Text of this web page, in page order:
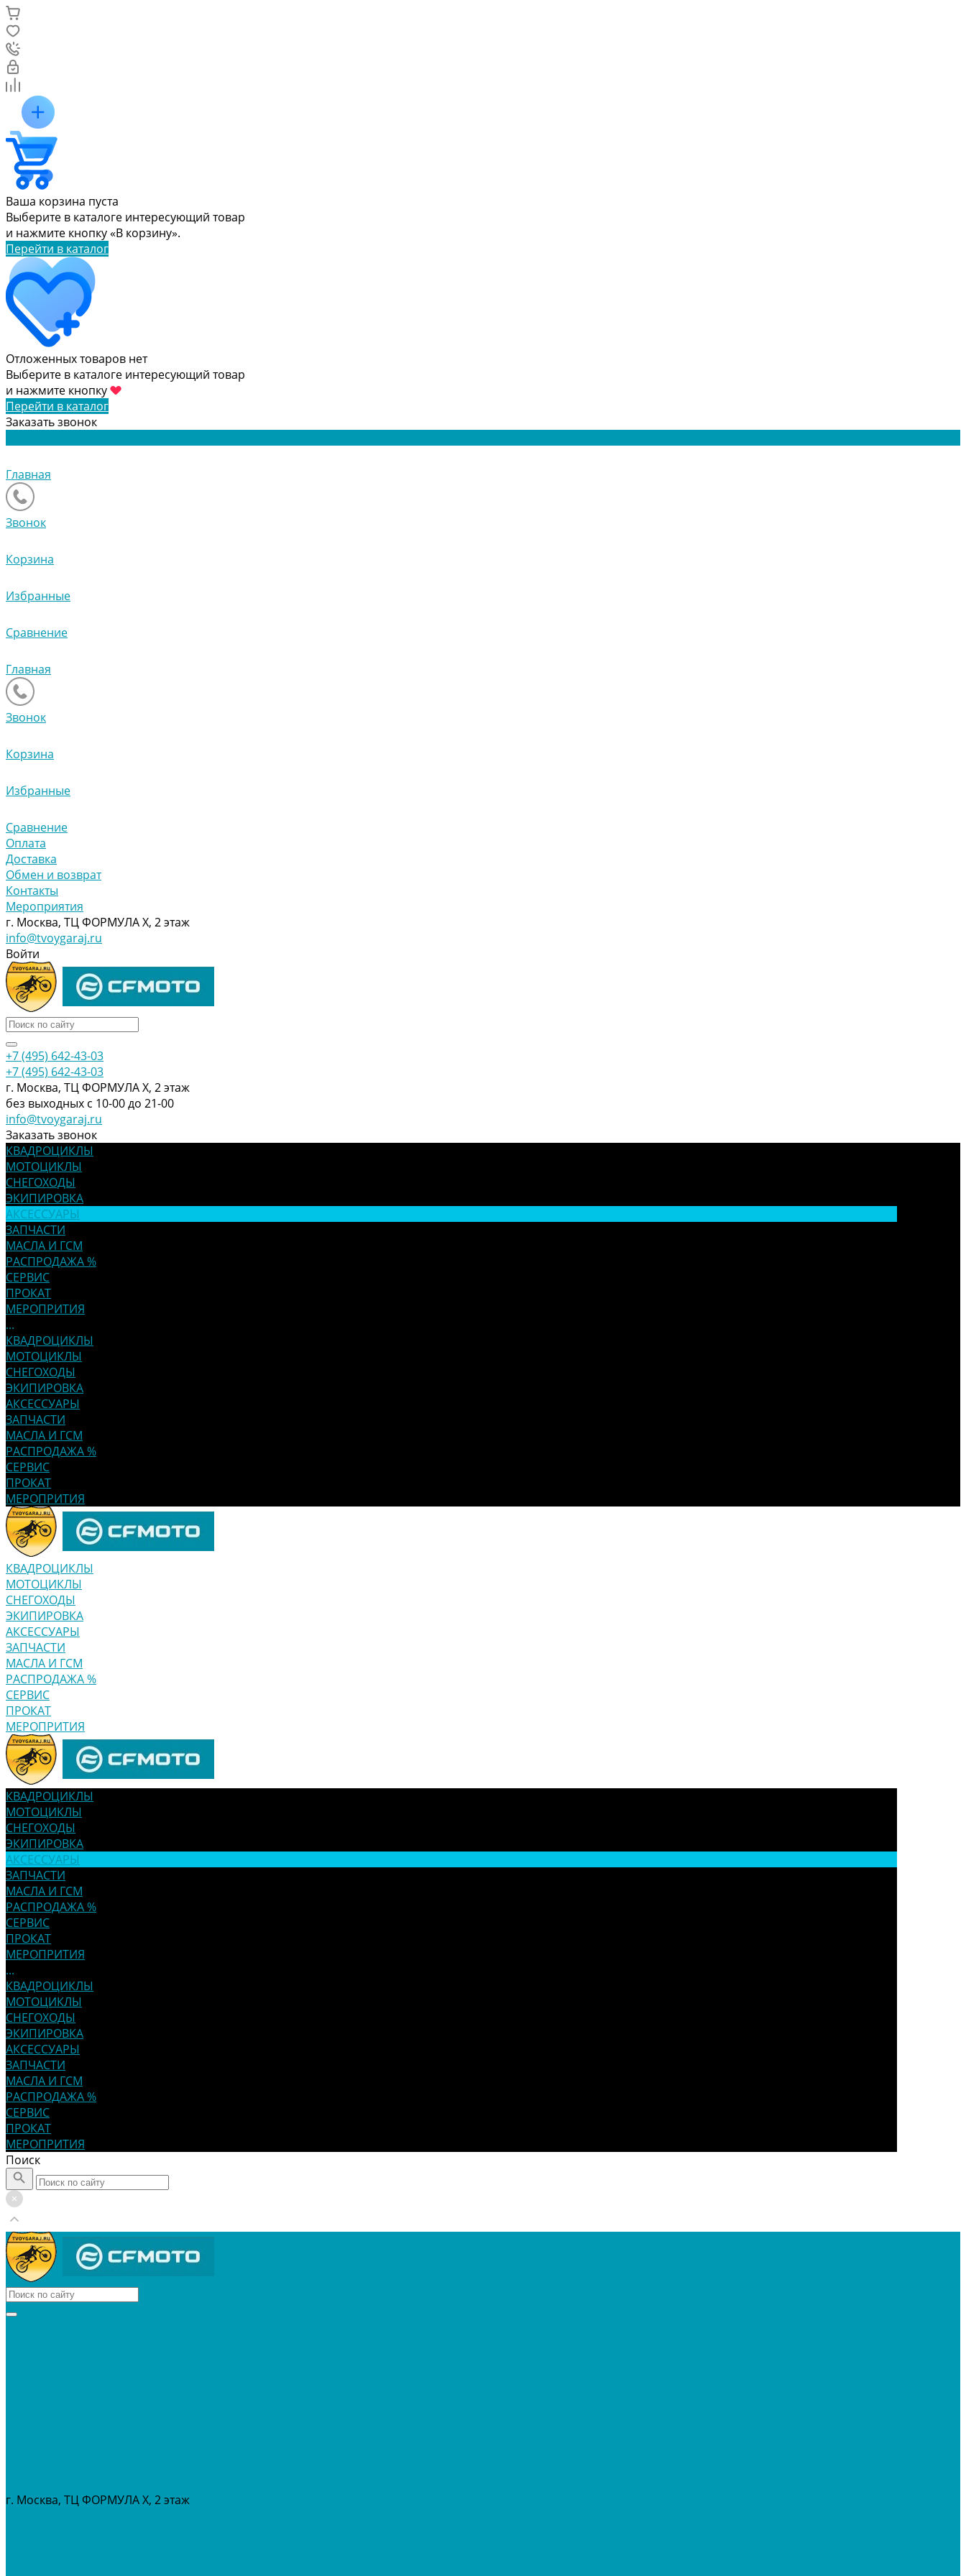
Ваша корзина пуста
Выберите в каталоге интересующий товар
и нажмите кнопку «В корзину».
Перейти в каталог
Отложенных товаров нет
Выберите в каталоге интересующий товар
и нажмите кнопку
Перейти в каталог
Заказать звонок
Главная
Звонок
Корзина
Избранные
Сравнение
Главная
Звонок
Корзина
Избранные
Сравнение
Оплата
Доставка
Обмен и возврат
Контакты
Мероприятия
г. Москва, ТЦ ФОРМУЛА Х, 2 этаж
info@tvoygaraj.ru
Войти
+7 (495) 642-43-03
+7 (495) 642-43-03
г. Москва, ТЦ ФОРМУЛА Х, 2 этаж
без выходных с 10-00 до 21-00
info@tvoygaraj.ru
Заказать звонок
КВАДРОЦИКЛЫ
МОТОЦИКЛЫ
СНЕГОХОДЫ
ЭКИПИРОВКА
АКСЕССУАРЫ
ЗАПЧАСТИ
МАСЛА И ГСМ
РАСПРОДАЖА %
СЕРВИС
ПРОКАТ
МЕРОПРИТИЯ
...
КВАДРОЦИКЛЫ
МОТОЦИКЛЫ
СНЕГОХОДЫ
ЭКИПИРОВКА
АКСЕССУАРЫ
ЗАПЧАСТИ
МАСЛА И ГСМ
РАСПРОДАЖА %
СЕРВИС
ПРОКАТ
МЕРОПРИТИЯ
КВАДРОЦИКЛЫ
МОТОЦИКЛЫ
СНЕГОХОДЫ
ЭКИПИРОВКА
АКСЕССУАРЫ
ЗАПЧАСТИ
МАСЛА И ГСМ
РАСПРОДАЖА %
СЕРВИС
ПРОКАТ
МЕРОПРИТИЯ
КВАДРОЦИКЛЫ
МОТОЦИКЛЫ
СНЕГОХОДЫ
ЭКИПИРОВКА
АКСЕССУАРЫ
ЗАПЧАСТИ
МАСЛА И ГСМ
РАСПРОДАЖА %
СЕРВИС
ПРОКАТ
МЕРОПРИТИЯ
...
КВАДРОЦИКЛЫ
МОТОЦИКЛЫ
СНЕГОХОДЫ
ЭКИПИРОВКА
АКСЕССУАРЫ
ЗАПЧАСТИ
МАСЛА И ГСМ
РАСПРОДАЖА %
СЕРВИС
ПРОКАТ
МЕРОПРИТИЯ
Поиск
г. Москва, ТЦ ФОРМУЛА Х, 2 этаж